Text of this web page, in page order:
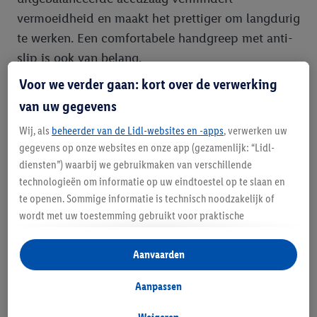
vermoeidheid en maakt het prettiger om langdurig
te werken. Een comfortabele handgreep met anti-
slip is ook van belang.
uitgerust met belangrijke veiligheidsfuncties zoals
een veiligheidsschakelaar, een snelle stop en
beschermkappen.
Parkside zaag: de kracht van
draadloos gemak
Binnen het uitgebreide assortiment van Lidl is de
en semi-professionals. Parkside staat bekend om
Voor we verder gaan: kort over de verwerking
van uw gegevens
Wij, als beheerder van de Lidl-websites en -apps, verwerken uw
gegevens op onze websites en onze app (gezamenlijk: “Lidl-
diensten”) waarbij we gebruikmaken van verschillende
technologieën om informatie op uw eindtoestel op te slaan en
te openen. Sommige informatie is technisch noodzakelijk of
wordt met uw toestemming gebruikt voor praktische
reclame binnen en buiten de Lidl-diensten aan te bieden. Als u
deelneemt aan het Lidl Plus-programma, worden voor deze
doeleinden eveneens gegevens over uw koopgedrag in de
Aanpassen
Aanvaarden